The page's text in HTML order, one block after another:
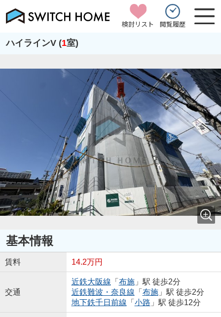
検討リスト 閲覧履歴
ハイラインV (1室)
基本情報
賃料 14.2万円
交通
近鉄大阪線 「 布施」駅 徒歩2分
近鉄難波・奈良線 「 布施」駅 徒歩2分
地下鉄千日前線 「 小路 」駅 徒歩12分